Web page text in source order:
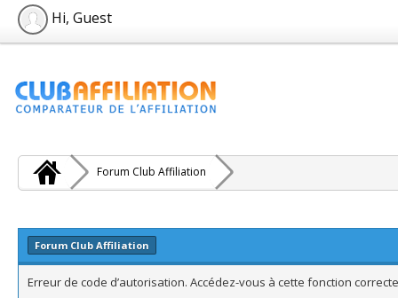
Hi, Guest
Forum Club Affiliation
Forum Club Affiliation
Erreur de code d’autorisation. Accédez-vous à cette fonction